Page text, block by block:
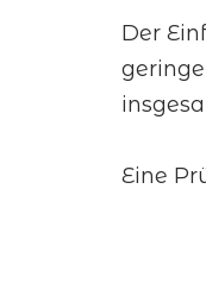
Der
Eine